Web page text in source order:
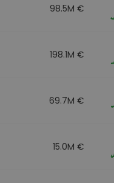
98.5M €
198.1M €
69.7M €
15.0M €